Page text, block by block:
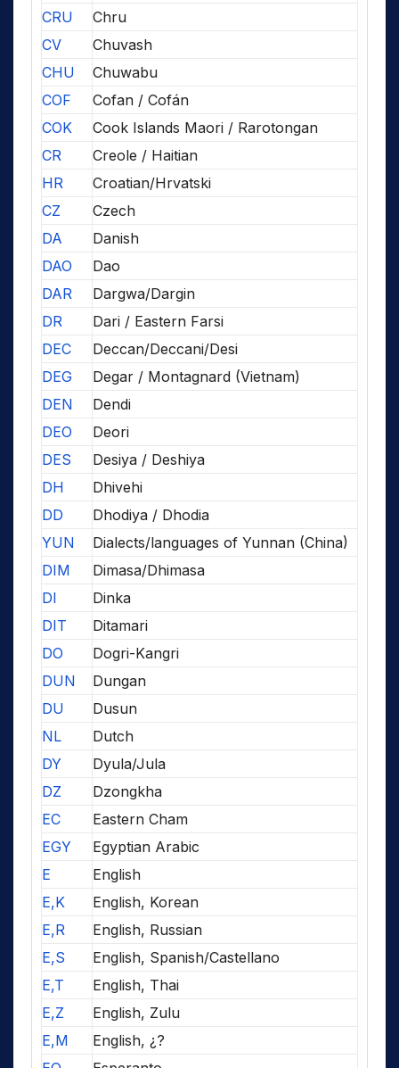
CRU
Chru
CV
Chuvash
CHU
Chuwabu
COF
Cofan / Cofán
COK
Cook Islands Maori / Rarotongan
CR
Creole / Haitian
HR
Croatian/Hrvatski
CZ
Czech
DA
Danish
DAO
Dao
DAR
Dargwa/Dargin
DR
Dari / Eastern Farsi
DEC
Deccan/Deccani/Desi
DEG
Degar / Montagnard (Vietnam)
DEN
Dendi
DEO
Deori
DES
Desiya / Deshiya
DH
Dhivehi
DD
Dhodiya / Dhodia
YUN
Dialects/languages of Yunnan (China)
DIM
Dimasa/Dhimasa
DI
Dinka
DIT
Ditamari
DO
Dogri-Kangri
DUN
Dungan
DU
Dusun
NL
Dutch
DY
Dyula/Jula
DZ
Dzongkha
EC
Eastern Cham
EGY
Egyptian Arabic
E
English
E,K
English, Korean
E,R
English, Russian
E,S
English, Spanish/Castellano
E,T
English, Thai
E,Z
English, Zulu
E,M
English, ¿?